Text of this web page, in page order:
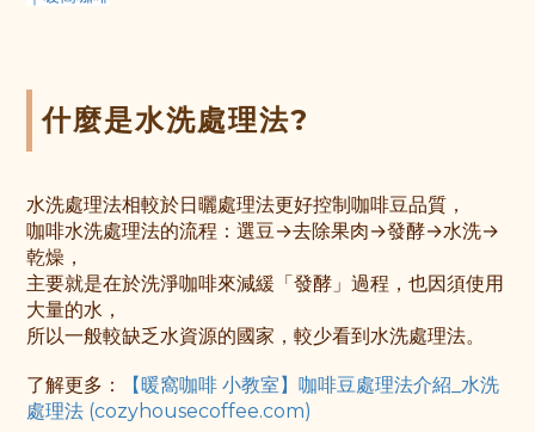
什麼是水洗處理法?
水洗處理法相較於日曬處理法更好控制咖啡豆品質，
咖啡水洗處理法的流程：選豆→去除果肉→發酵→水洗→
乾燥，
主要就是在於洗淨咖啡來減緩「發酵」過程，也因須使用
大量的水，
所以一般較缺乏水資源的國家，較少看到水洗處理法。
了解更多：
【暖窩咖啡 小教室】咖啡豆處理法介紹_水洗
處理法 (cozyhousecoffee.com)